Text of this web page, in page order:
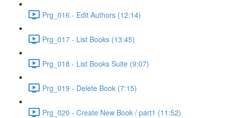
Prg_016 - Edit Authors (12:14)
Prg_017 - List Books (13:45)
Prg_018 - List Books Suite (9:07)
Prg_019 - Delete Book (7:15)
Prg_020 - Create New Book / part1 (11:52)